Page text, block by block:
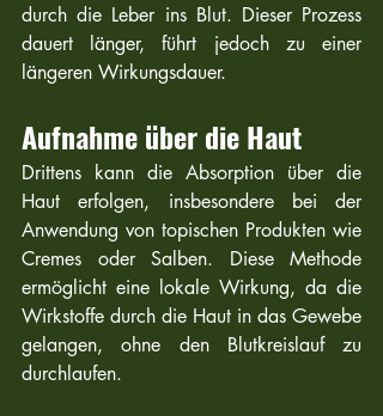
durch die Leber ins Blut. Dieser Prozess
dauert länger, führt jedoch zu einer
längeren Wirkungsdauer.
Aufnahme über die Haut
Drittens kann die Absorption über die
Haut erfolgen, insbesondere bei der
Anwendung von topischen Produkten wie
Cremes oder Salben. Diese Methode
ermöglicht eine lokale Wirkung, da die
Wirkstoffe durch die Haut in das Gewebe
gelangen, ohne den Blutkreislauf zu
durchlaufen.